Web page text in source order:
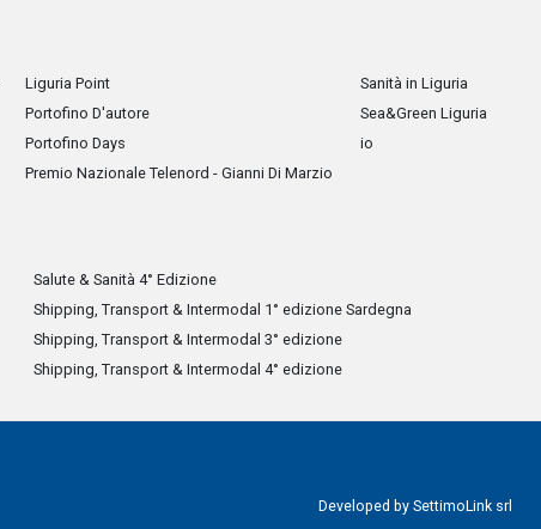
Liguria Point
Portofino D'autore
Portofino Days
Premio Nazionale Telenord - Gianni Di Marzio
Sanità in Liguria
Sea&Green Liguria
io
Salute & Sanità 4° Edizione
Shipping, Transport & Intermodal 1° edizione Sardegna
Shipping, Transport & Intermodal 3° edizione
Shipping, Transport & Intermodal 4° edizione
Developed by SettimoLink srl